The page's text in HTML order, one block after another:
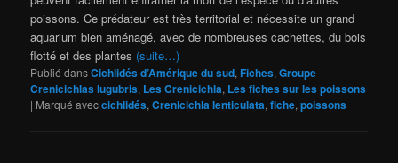
poissons. Ce prédateur est très territorial et nécessite un grand
aquarium bien aménagé, avec de nombreuses cachettes, du bois
flotté et des plantes (suite…)
Publié dansCichlidés d’Amérique du sud,Fiches,Groupe
Crenicichlas lugubris, Les Crenicichla, Les fiches sur les poissons
| Marqué aveccichlidés,Crenicichla lenticulata,fiche,poissons